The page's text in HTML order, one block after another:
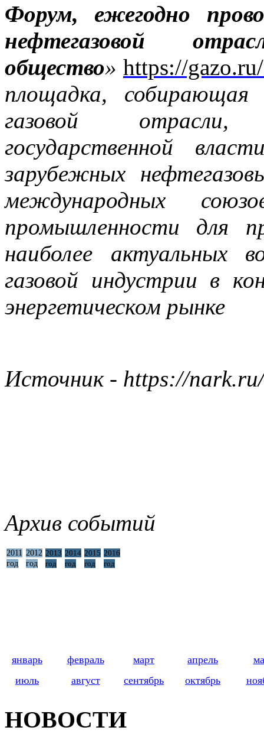
Форум, ежегодно
нефтегазовой
общество» https://
площадка, собирающая
газовой отрасли,
государственной
зарубежных
международных
промышленности для
наиболее актуальных
газовой индустрии в
энергетическом рынке
Источник - https://nark.ru/
Архив событий
2011
год
2012
год
2013
год
2014
год
2015
год
2016
год
январь февраль март апрель
июль
август сентябрь октябрь
НОВОСТИ